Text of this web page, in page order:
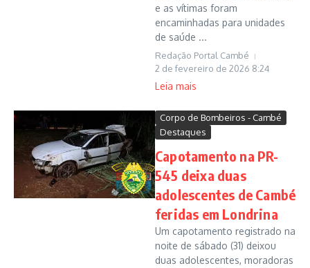
e as vítimas foram
encaminhadas para unidades
de saúde ...
Redação Portal Cambé
2 de fevereiro de 2026 8:24
Leia mais
Corpo de Bombeiros - Cambé
Destaques
Capotamento na PR-
545 deixa duas
adolescentes de Cambé
feridas em Londrina
Um capotamento registrado na
noite de sábado (31) deixou
duas adolescentes, moradoras